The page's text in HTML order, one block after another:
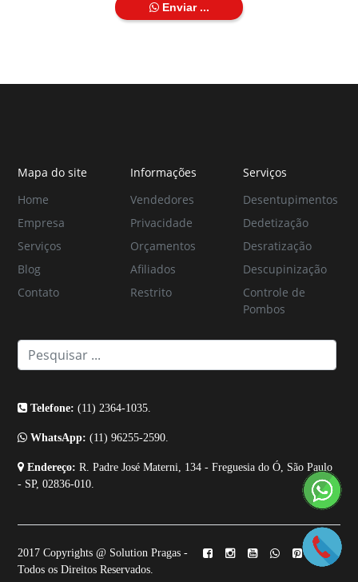
Enviar ...
Mapa do site
Home
Empresa
Serviços
Blog
Contato
Informações
Vendedores
Privacidade
Orçamentos
Afiliados
Restrito
Serviços
Desentupimentos
Dedetização
Desratização
Descupinização
Controle de
Pombos
Telefone: (11) 2364-1035.
WhatsApp: (11) 96255-2590.
Endereço: R. Padre José Materni, 134 - Freguesia do Ó, São Paulo
- SP, 02836-010.
2017 Copyrights @ Solution Pragas -
Todos os Direitos Reservados.